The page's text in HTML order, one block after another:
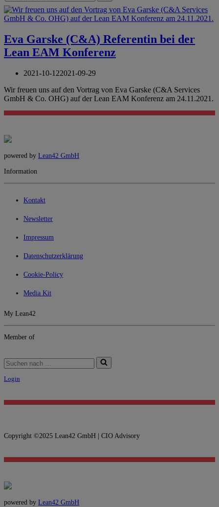
Eva Garske (C&A) Referentin bei der
Lean EAM Konferenz
2021-10-122021-09-29
Wir freuen uns auf den Vortrag von Eva Garske (C&A Services
GmbH & Co. OHG) auf der Lean EAM Konferenz am 24.11.2021.
powered by Lean42 GmbH
Information
Kontakt
Newsletter
Impressum
Datenschutzerklärung
Cookie-Policy
Media Kit
My Lean42
Member of
Login
Copyright ©2025 Lean42 GmbH | CIO Advisory
powered by Lean42 GmbH